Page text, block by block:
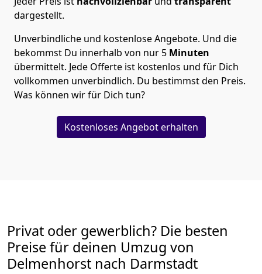
dargestellt.
Unverbindliche und kostenlose Angebote. Und die
bekommst Du innerhalb von nur 5 Minuten
übermittelt. Jede Offerte ist kostenlos und für Dich
vollkommen unverbindlich. Du bestimmst den Preis.
Was können wir für Dich tun?
Kostenloses Angebot erhalten
Privat oder gewerblich? Die besten
Preise für deinen Umzug von
Delmenhorst nach Darmstadt